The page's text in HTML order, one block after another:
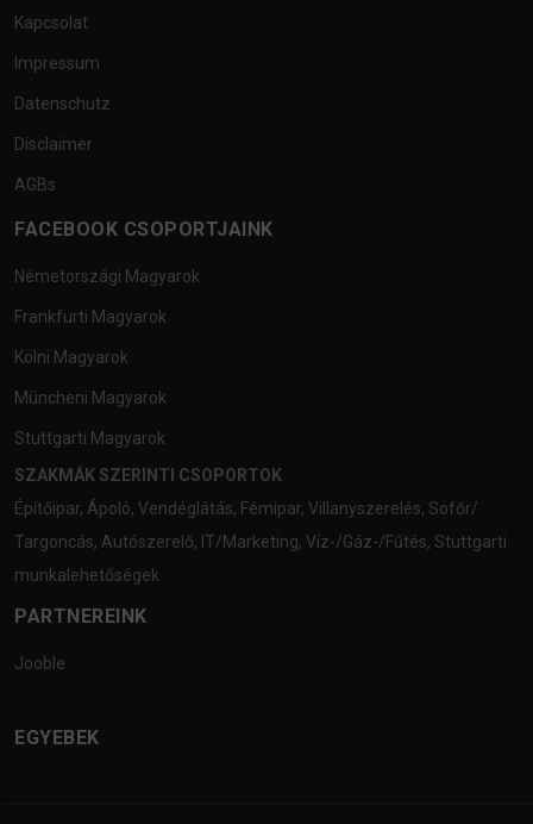
Kapcsolat
Impressum
Datenschutz
Disclaimer
AGBs
FACEBOOK CSOPORTJAINK
Németországi Magyarok
Frankfurti Magyarok
Kölni Magyarok
Müncheni Magyarok
Stuttgarti Magyarok
SZAKMÁK SZERINTI CSOPORTOK
Építőipar, Ápoló, Vendéglátás, Fémipar, Villanyszerelés, Sofőr/
Targoncás, Autószerelő, IT/Marketing, Víz-/Gáz-/Fűtés, Stuttgarti
munkalehetőségek
PARTNEREINK
Jooble
EGYEBEK